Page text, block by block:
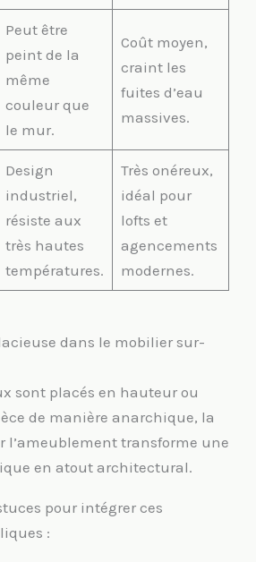
Peut être
peint de la
même
couleur que
le mur.
Coût moyen,
craint les
fuites d’eau
massives.
Design
industriel,
résiste aux
très hautes
températures.
Très onéreux,
idéal pour
lofts et
agencements
modernes.
dans le mobilier sur-
sont placés en hauteur ou
de manière anarchique, la
l’ameublement transforme une
en atout architectural.
pour intégrer ces
: